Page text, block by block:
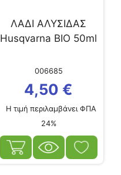
ΛΑΔΙ ΑΛΥΣΙΔΑΣ
Husqvarna ΒΙΟ 50ml
006685
4,50 €
Η τιμή περιλαμβάνει ΦΠΑ
24%